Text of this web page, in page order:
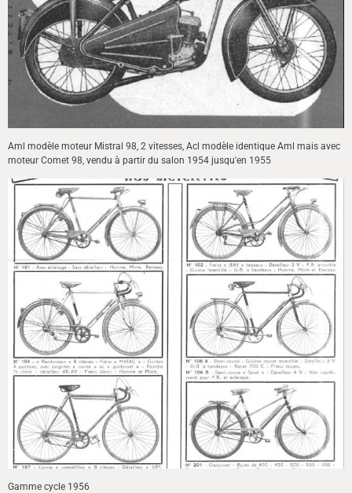
Aml modèle moteur Mistral 98, 2 vitesses, Acl modèle identique Aml mais avec
moteur Comet 98, vendu à partir du salon 1954 jusqu'en 1955
Gamme cycle 1956